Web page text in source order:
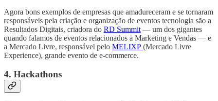
Agora bons exemplos de empresas que amadureceram e se tornaram
responsáveis pela criação e organização de eventos tecnologia são a
Resultados Digitais, criadora do RD Summit — um dos gigantes
quando falamos de eventos relacionados a Marketing e Vendas — e
a Mercado Livre, responsável pelo MELIXP (Mercado Livre
Experience), grande evento de e-commerce.
4. Hackathons